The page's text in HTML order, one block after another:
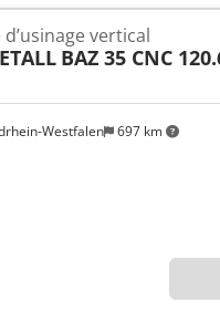
notre part. Vente
À propos de nous plus de
70 t plus de 10 000
ou votre entreprise
site internet. Les visites
équipe Markus Hirsch
Westfalen 697 km
vertical
BAZ 35 CNC